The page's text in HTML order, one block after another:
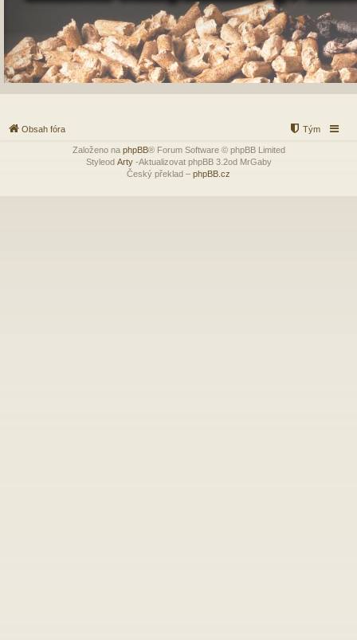
Obsah fóra Tým
Založeno na phpBB® Forum Software © phpBB Limited
Styleod Arty-Aktualizovat phpBB 3.2od MrGaby
Český překlad – phpBB.cz